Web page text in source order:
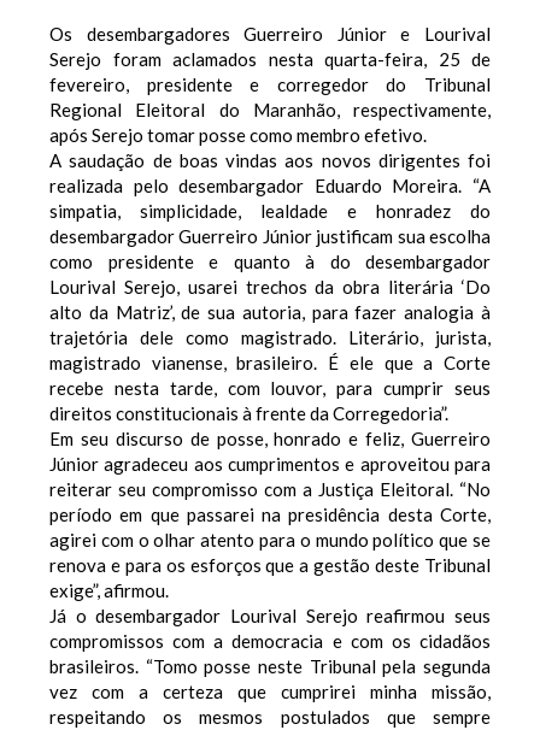
Os desembargadores Guerreiro Júnior e Lourival
Serejo foram aclamados nesta quarta-feira, 25 de
fevereiro, presidente e corregedor do Tribunal
Regional Eleitoral do Maranhão, respectivamente,
após Serejo tomar posse como membro efetivo.
A saudação de boas vindas aos novos dirigentes foi
realizada pelo desembargador Eduardo Moreira. “A
simpatia, simplicidade, lealdade e honradez do
desembargador Guerreiro Júnior justificam sua escolha
como presidente e quanto à do desembargador
Lourival Serejo, usarei trechos da obra literária ‘Do
alto da Matriz’, de sua autoria, para fazer analogia à
trajetória dele como magistrado. Literário, jurista,
magistrado vianense, brasileiro. É ele que a Corte
recebe nesta tarde, com louvor, para cumprir seus
direitos constitucionais à frente da Corregedoria”.
Em seu discurso de posse, honrado e feliz, Guerreiro
Júnior agradeceu aos cumprimentos e aproveitou para
reiterar seu compromisso com a Justiça Eleitoral. “No
período em que passarei na presidência desta Corte,
agirei com o olhar atento para o mundo político que se
renova e para os esforços que a gestão deste Tribunal
exige”, afirmou.
Já o desembargador Lourival Serejo reafirmou seus
compromissos com a democracia e com os cidadãos
brasileiros. “Tomo posse neste Tribunal pela segunda
vez com a certeza que cumprirei minha missão,
respeitando os mesmos postulados que sempre